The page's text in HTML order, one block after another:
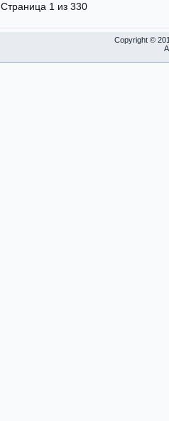
Страница 1 из 330
Copyright ©